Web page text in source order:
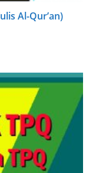
Al-Qur’an)